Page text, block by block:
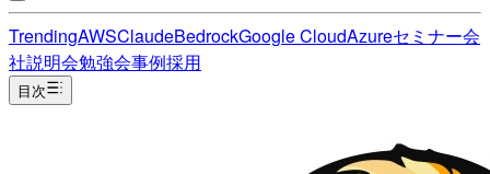
TrendingAWSClaudeBedrockGoogle CloudAzureセミナー会
社説明会勉強会事例採用
目次